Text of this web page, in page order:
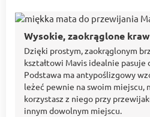
Wysokie, zaokrąglone
Dzięki prostym, zaokrąglonym
kształtowi Mavis idealnie
Podstawa ma antypoślizgowy
leżeć pewnie na swoim miejscu,
korzystasz z niego przy
innym dowolnym miejscu.